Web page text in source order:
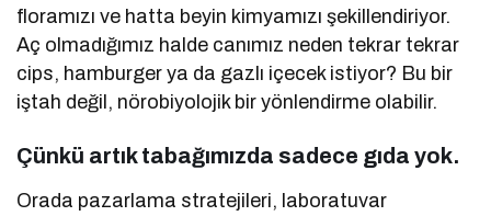
floramızı ve hatta beyin kimyamızı şekillendiriyor.
Aç olmadığımız halde canımız neden tekrar tekrar
cips, hamburger ya da gazlı içecek istiyor? Bu bir
iştah değil, nörobiyolojik bir yönlendirme olabilir.
Çünkü artık tabağımızda sadece gıda yok.
Orada pazarlama stratejileri, laboratuvar